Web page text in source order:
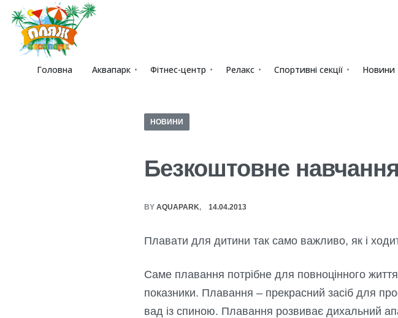
Головна Аквапарк Фітнес-центр Релакс Спортивні секції Новини
НОВИНИ
Безкоштовне
BYAQUAPARK 14.04.2013
Плавати для дитини так само важливо, як і
Саме плавання потрібне для повноцінного
показники. Плавання – прекрасний засіб для
вад із спиною. Плавання розвиває дихальний